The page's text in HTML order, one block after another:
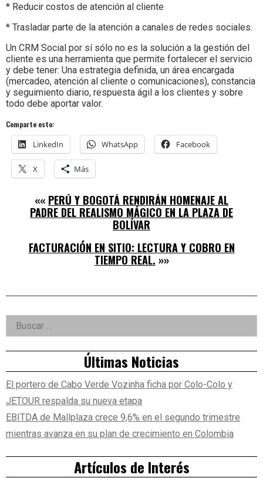
* Reducir costos de atención al cliente
* Trasladar parte de la atención a canales de redes sociales.
Un CRM Social por sí sólo no es la solución a la gestión del
cliente es una herramienta que permite fortalecer el servicio
y debe tener: Una estrategia definida, un área encargada
(mercadeo, atención al cliente o comunicaciones), constancia
y seguimiento diario, respuesta ágil a los clientes y sobre
todo debe aportar valor.
Comparte esto:
LinkedIn WhatsApp Facebook
X Más
«« PERÚ Y BOGOTÁ RENDIRÁN HOMENAJE AL
PADRE DEL REALISMO MÁGICO EN LA PLAZA DE
BOLÍVAR
FACTURACIÓN EN SITIO: LECTURA Y COBRO EN
TIEMPO REAL. »»
Right
Asides
Buscar:
Últimas Noticias
El portero de Cabo Verde Vozinha ficha por Colo-Colo y
JETOUR respalda su nueva etapa
EBITDA de Mallplaza crece 9,6% en el segundo trimestre
mientras avanza en su plan de crecimiento en Colombia
Artículos de Interés